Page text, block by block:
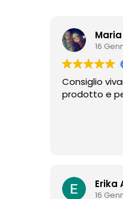
16
Consiglio
prodotto e
Erika
16